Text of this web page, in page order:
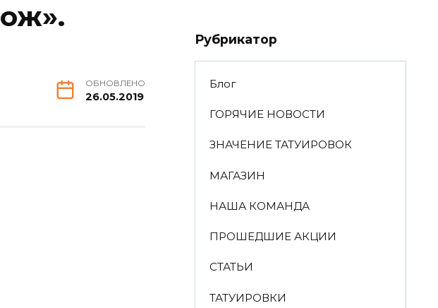
ОБНОВЛЕНО
26.05.2019
Рубрикатор
Блог
ГОРЯЧИЕ НОВОСТИ
ЗНАЧЕНИЕ ТАТУИРОВОК
МАГАЗИН
НАША КОМАНДА
ПРОШЕДШИЕ АКЦИИ
СТАТЬИ
ТАТУИРОВКИ